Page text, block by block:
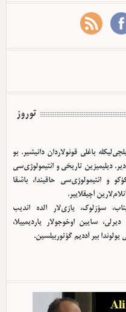
توروز
باغلی قونولاردان دانیشیر. بو
دیلیمیزین تاریخی و ائتیمولوژی‌سی
و ائتیمولوژی‌سی حاقیندا، باشقا
آچیقلاییر.
سؤزلوک، یازی‌لار الده ائدیب
سایین اوخوجولار یاردیمییلا،
بیر آددیم گؤتوربیلسین.